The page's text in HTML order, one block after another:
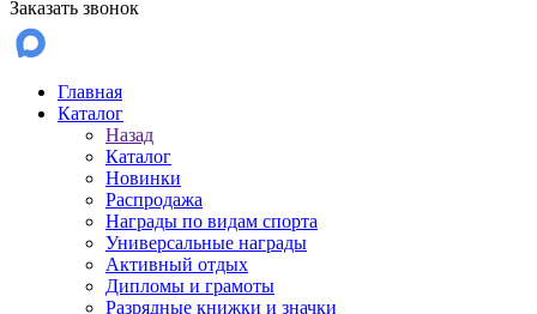
Заказать звонок
Главная
Каталог
Назад
Каталог
Новинки
Распродажа
Награды по видам спорта
Универсальные награды
Активный отдых
Дипломы и грамоты
Разрядные книжки и значки